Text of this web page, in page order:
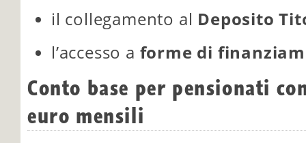
il collegamento al Deposito
l’accesso a forme di
Conto base per pensionati
euro mensili